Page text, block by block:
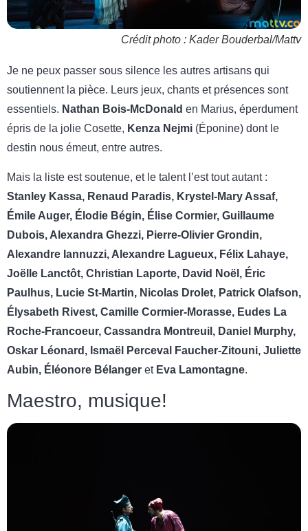
Crédit photo : Kader Bouderbal/Mattv
Je ne peux passer sous silence les autres artisans qui
soutiennent la pièce. Leurs jeux, chants et présences sont
essentiels. Nathan Bois-McDonald en Marius, éperdument
épris de la jolie Cosette, Kenza Nejmi (Éponine) dont le
destin nous émeut, entre autres.
Mais la liste est soutenue, et le talent l’est tout autant :
Stanley Kassa, Renaud Paradis, Krystel-Mary Assaf,
Émile Auger, Élodie Bégin, Élise Cormier, Guillaume
Dubois, Alexandra Ghezzi, Pierre-Olivier Grondin,
Alexandre Iannuzzi, Alexandre Lagueux, Félix Lahaye,
Joëlle Lanctôt, Christian Laporte, David Noël, Éric
Paulhus, Lucie St-Martin, Nicolas Drolet, Patrick Olafson,
Élysabeth Rivest, Camille Cormier-Morasse, Eudes La
Roche-Francoeur, Cassandra Montreuil, Daniel Murphy,
Oskar Léonard, Ismaël Perceval Faucher-Zitouni, Juliette
Aubin, Éléonore Bélanger et Eva Lamontagne.
Maestro, musique!